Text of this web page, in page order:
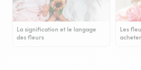
La signification et le langage
des fleurs
Les